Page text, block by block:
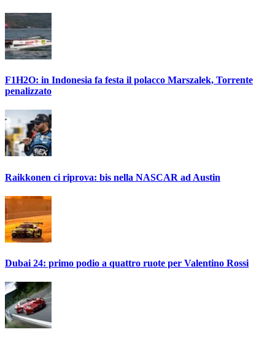
F1H2O: in Indonesia fa festa il polacco Marszalek, Torrente
penalizzato
Raikkonen ci riprova: bis nella NASCAR ad Austin
Dubai 24: primo podio a quattro ruote per Valentino Rossi